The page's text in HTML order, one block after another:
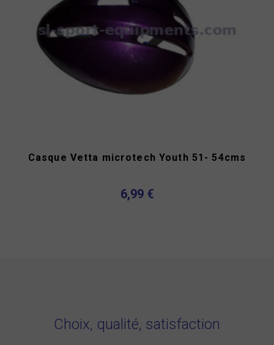
Casque Vetta microtech Youth 51- 54cms
6,99 €
Choix, qualité, satisfaction